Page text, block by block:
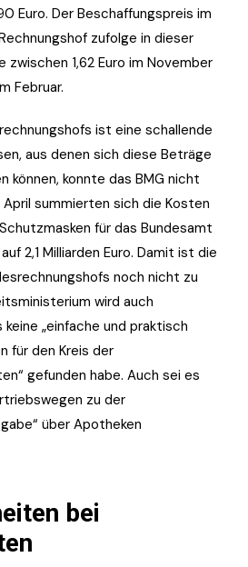
Euro. Der Beschaffungspreis im
zufolge in dieser
zwischen 1,62 Euro im November
Februar.
ist eine schallende
aus denen sich diese Beträge
können, konnte das BMG nicht
April summierten sich die Kosten
für das Bundesamt
2,1 Milliarden Euro. Damit ist die
noch nicht zu
wird auch
„einfache und praktisch
für den Kreis der
gefunden habe. Auch sei es
zu der
über Apotheken
bei